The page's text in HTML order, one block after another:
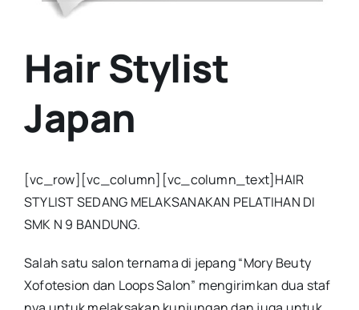
Hair Stylist
Japan
[vc_row][vc_column][vc_column_text]HAIR
STYLIST SEDANG MELAKSANAKAN PELATIHAN DI
SMK N 9 BANDUNG.
Salah satu salon ternama di jepang “Mory Beuty
Xofotesion dan Loops Salon” mengirimkan dua staf